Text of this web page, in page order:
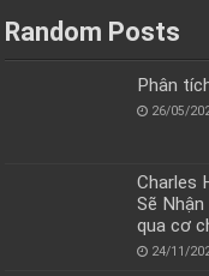
Random Posts
Phân
26/05/
Charles
Sẽ
qua cơ
24/11/